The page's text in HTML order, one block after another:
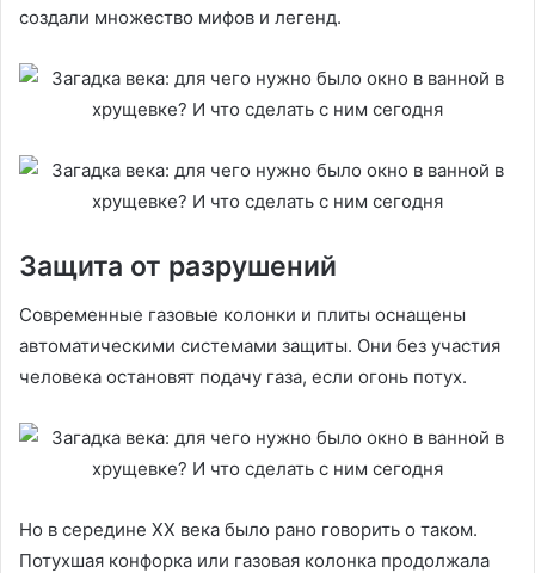
создали множество мифов и легенд.
Защита от разрушений
Современные газовые колонки и плиты оснащены
автоматическими системами защиты. Они без участия
человека остановят подачу газа, если огонь потух.
Но в середине ХХ века было рано говорить о таком.
Потухшая конфорка или газовая колонка продолжала